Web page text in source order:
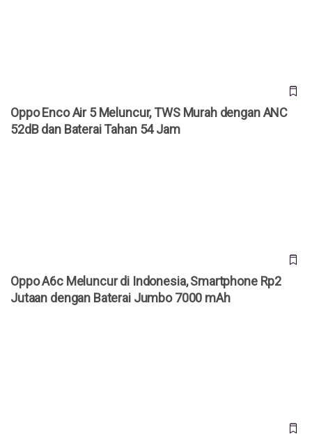
Oppo Enco Air 5 Meluncur, TWS Murah dengan ANC
52dB dan Baterai Tahan 54 Jam
Oppo A6c Meluncur di Indonesia, Smartphone Rp2
Jutaan dengan Baterai Jumbo 7000 mAh